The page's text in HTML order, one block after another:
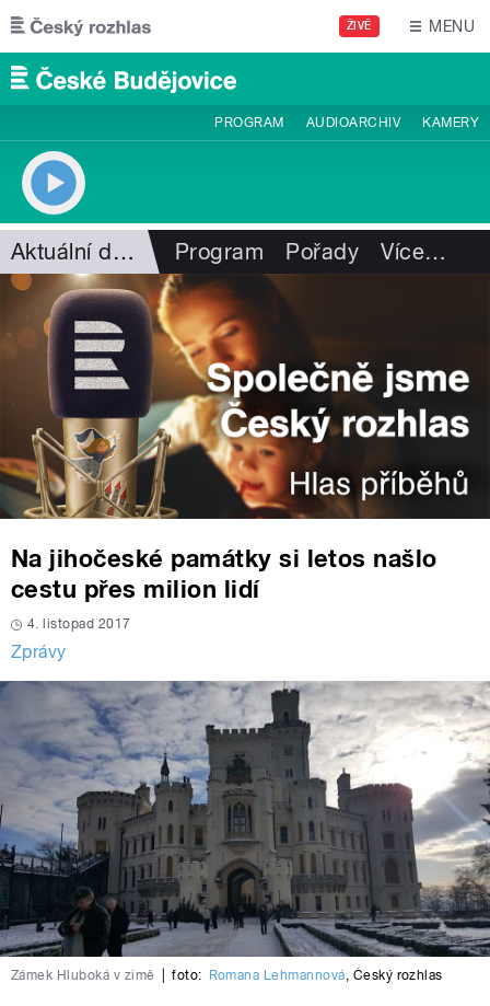
Přejít k hlavnímu obsahu
ŽIVĚ MENU
PROGRAM AUDIOARCHIV KAMERY
Aktuální dění Program Pořady Více…
Na jihočeské památky si letos našlo
cestu přes milion lidí
4. listopad 2017
Zprávy
Zámek Hluboká v zimě foto: Romana Lehmannová, Český rozhlas